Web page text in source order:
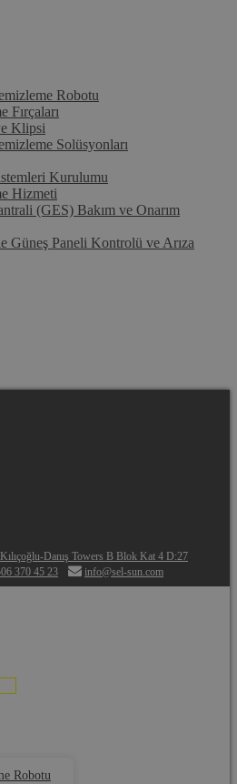
Robotu
Fırçaları
Klipsi
Solüsyonları
Kurulumu
Hizmeti
(GES) Bakım ve Onarım
Güneş Paneli Kontrolü ve Arıza
Danış Towers B Blok Kat 4 D:27
370 45 23 info@sel-sun.com
Robotu